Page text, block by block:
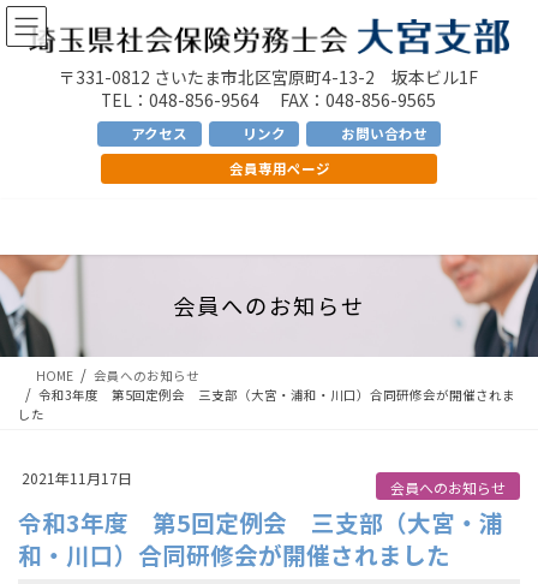
コ
ン
プ
ナ
ビ
動
〒331-0812 さいたま市北区宮原町4-13-2 坂本ビル1F
TEL：048-856-9564 FAX：048-856-9565
アクセス リンク
お問い合わせ
会員専用ページ
会員へのお知らせ
HOME
会員へのお知らせ
令和3年度 第5回定例会 三支部（大宮・浦和・川口）合同研修会が開催されま
した
2021年11月17日 会員へのお知らせ
令和3年度 第5回定例会 三支部（大宮・浦
和・川口）合同研修会が開催されました